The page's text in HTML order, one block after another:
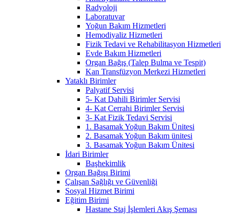
Radyoloji
Laboratuvar
Yoğun Bakım Hizmetleri
Hemodiyaliz Hizmetleri
Fizik Tedavi ve Rehabilitasyon Hizmetleri
Evde Bakım Hizmetleri
Organ Bağış (Talep Bulma ve Tespit)
Kan Transfüzyon Merkezi Hizmetleri
Yataklı Birimler
Palyatif Servisi
5- Kat Dahili Birimler Servisi
4- Kat Cerrahi Birimler Servisi
3- Kat Fizik Tedavi Servisi
1. Basamak Yoğun Bakım Ünitesi
2. Basamak Yoğun Bakım ünitesi
3. Basamak Yoğun Bakım Ünitesi
İdari Birimler
Başhekimlik
Organ Bağışı Birimi
Çalışan Sağlığı ve Güvenliği
Sosyal Hizmet Birimi
Eğitim Birimi
Hastane Staj İşlemleri Akış Şeması